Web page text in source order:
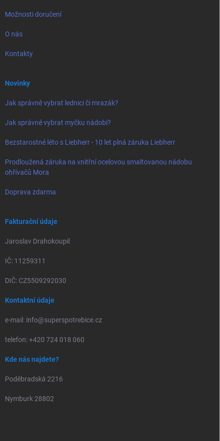
Možnosti doručení
O nás
Kontakty
Novinky
Jak správně vybrat lednici či mrazák?
Jak správně vybrat myčku nádobí?
Bezstarostné léto s Liebherr - 10 let plná záruka Liebherr
Prodloužená záruka na vnitřní ocelovou smaltovanou nádobu
ohřívačů Mora
Doprava zdarma
Fakturační údaje
Jaroslav Drahokoupil
IČ: 11259311
DIČ: CZ5509292030
Kontaktní údaje
e-mail: info@superspotrebice.cz
telefon: +420 724 018 060
Kde nás najdete?
Poděbradská 2216
Nymburk 28802